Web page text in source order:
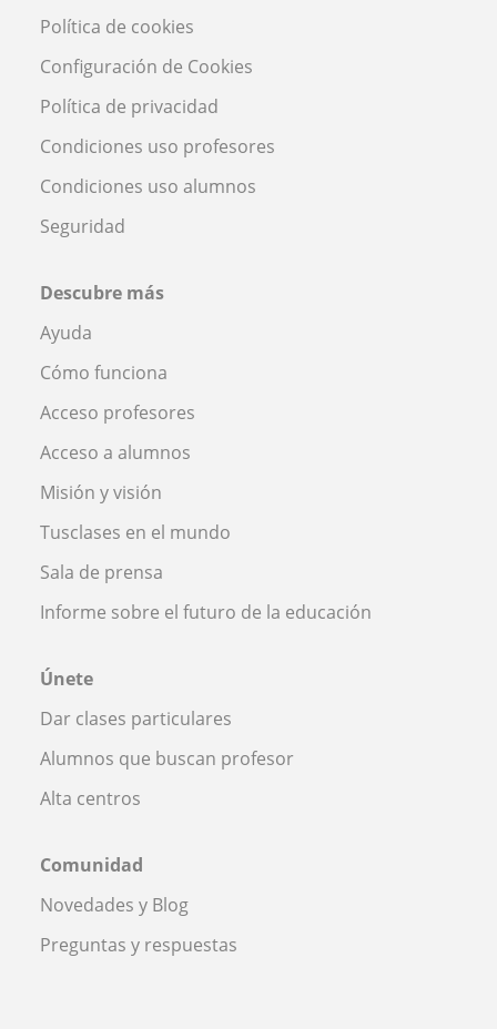
Política de cookies
Configuración de Cookies
Política de privacidad
Condiciones uso profesores
Condiciones uso alumnos
Seguridad
Descubre más
Ayuda
Cómo funciona
Acceso profesores
Acceso a alumnos
Misión y visión
Tusclases en el mundo
Sala de prensa
Informe sobre el futuro de la educación
Únete
Dar clases particulares
Alumnos que buscan profesor
Alta centros
Comunidad
Novedades y Blog
Preguntas y respuestas